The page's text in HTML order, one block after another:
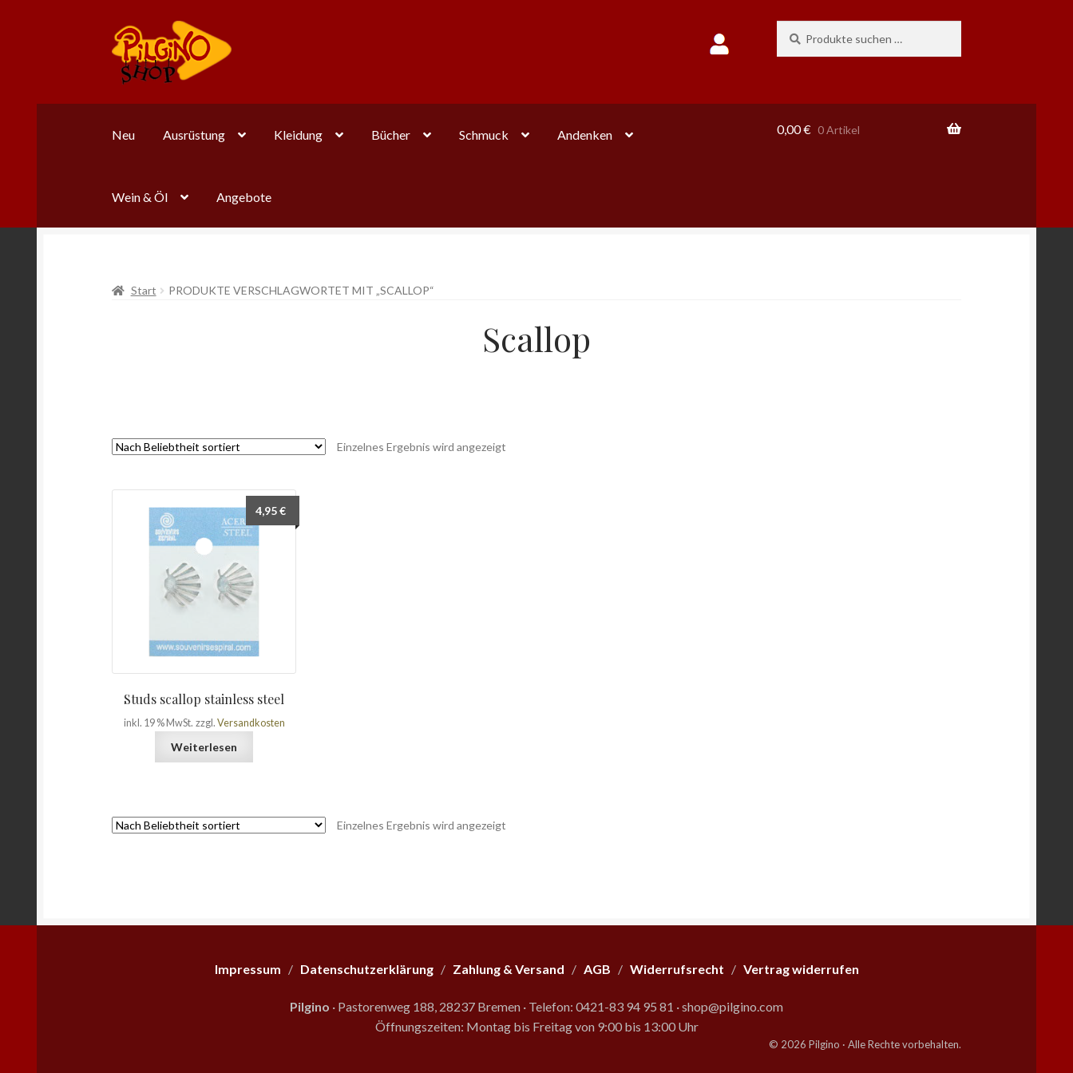
Zur
Navigation
springen
Zum
Inhalt
springen
nach:
Neu Ausrüstung Kleidung Bücher Schmuck Andenken
Wein & Öl Angebote
0,00€ 0 Artikel
Start PRODUKTE VERSCHLAGWORTET MIT „SCALLOP“
Scallop
Einzelnes Ergebnis wird angezeigt
Studs scallop stainless steel
4,95€
inkl. 19 % MwSt. zzgl. Versandkosten
Weiterlesen
Einzelnes Ergebnis wird angezeigt
Impressum / Datenschutzerklärung/ Zahlung & Versand / AGB / Widerrufsrecht / Vertrag widerrufen
Pilgino · Pastorenweg 188, 28237 Bremen · Telefon: 0421-83 94 95 81 ·shop@pilgino.com
Öffnungszeiten: Montag bis Freitag von 9:00 bis 13:00 Uhr
© 2026 Pilgino · Alle Rechte vorbehalten.